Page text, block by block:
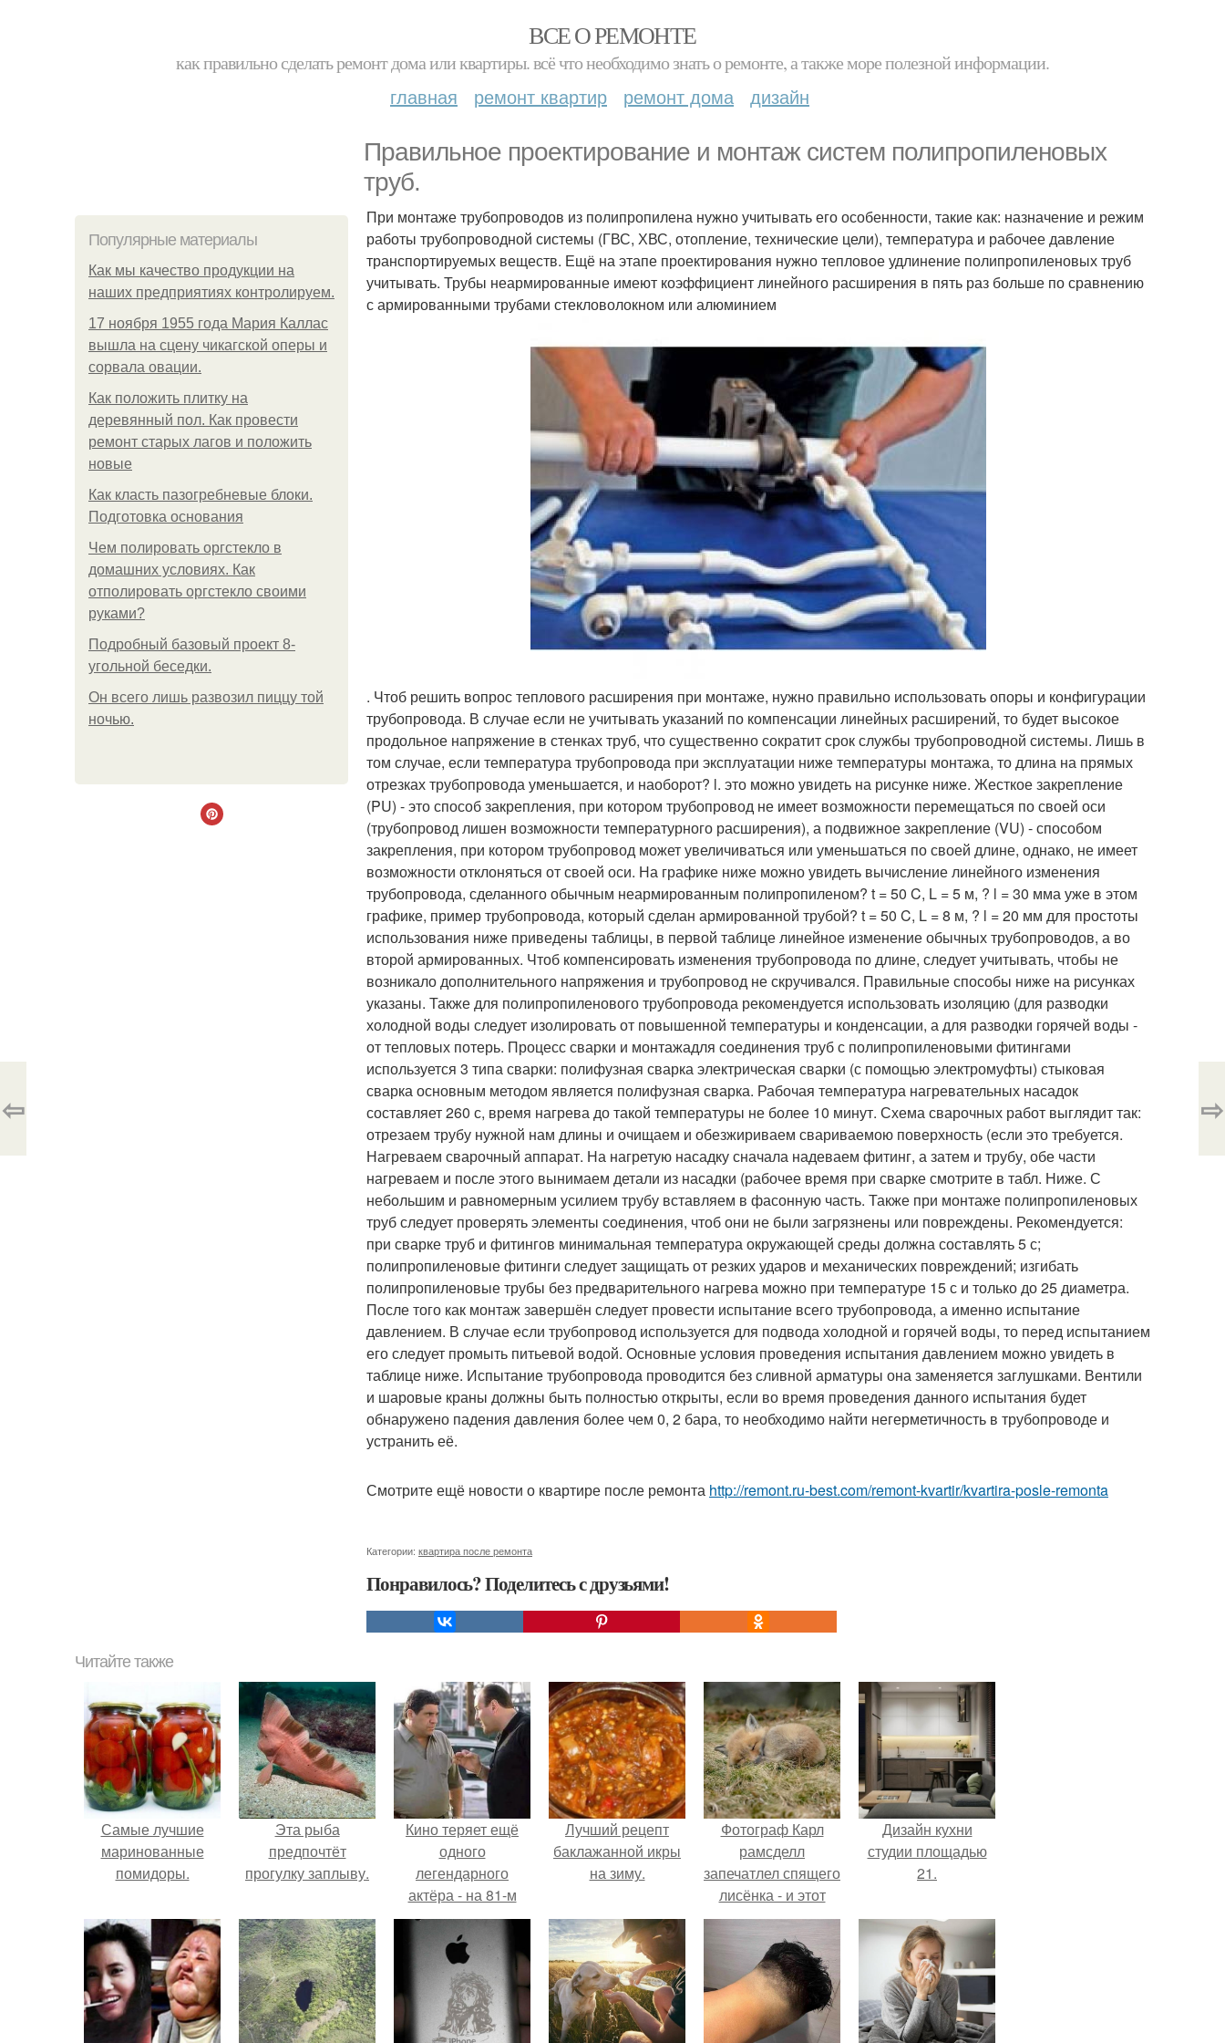
ВСЕ О РЕМОНТЕ
как правильно сделать ремонт дома или квартиры. всё что необходимо знать о ремонте, а также море полезной информации.
главная ремонт квартир ремонт дома дизайн
Правильное проектирование и монтаж систем полипропиленовых
труб.
Популярные материалы
Как мы качество продукции на
наших предприятиях контролируем.
17 ноября 1955 года Мария Каллас
вышла на сцену чикагской оперы и
сорвала овации.
Как положить плитку на
деревянный пол. Как провести
ремонт старых лагов и положить
новые
Как класть пазогребневые блоки.
Подготовка основания
Чем полировать оргстекло в
домашних условиях. Как
отполировать оргстекло своими
руками?
Подробный базовый проект 8-
угольной беседки.
Он всего лишь развозил пиццу той
ночью.
При монтаже трубопроводов из полипропилена нужно учитывать его особенности, такие как: назначение и режим
работы трубопроводной системы (ГВС, ХВС, отопление, технические цели), температура и рабочее давление
транспортируемых веществ. Ещё на этапе проектирования нужно тепловое удлинение полипропиленовых труб
учитывать. Трубы неармированные имеют коэффициент линейного расширения в пять раз больше по сравнению
с армированными трубами стекловолокном или алюминием
. Чтоб решить вопрос теплового расширения при монтаже, нужно правильно использовать опоры и конфигурации
трубопровода. В случае если не учитывать указаний по компенсации линейных расширений, то будет высокое
продольное напряжение в стенках труб, что существенно сократит срок службы трубопроводной системы. Лишь в
том случае, если температура трубопровода при эксплуатации ниже температуры монтажа, то длина на прямых
отрезках трубопровода уменьшается, и наоборот? l. это можно увидеть на рисунке ниже. Жесткое закрепление
(PU) - это способ закрепления, при котором трубопровод не имеет возможности перемещаться по своей оси
(трубопровод лишен возможности температурного расширения), а подвижное закрепление (VU) - способом
закрепления, при котором трубопровод может увеличиваться или уменьшаться по своей длине, однако, не имеет
возможности отклоняться от своей оси. На графике ниже можно увидеть вычисление линейного изменения
трубопровода, сделанного обычным неармированным полипропиленом? t = 50 C, L = 5 м, ? l = 30 мма уже в этом
графике, пример трубопровода, который сделан армированной трубой? t = 50 C, L = 8 м, ? l = 20 мм для простоты
использования ниже приведены таблицы, в первой таблице линейное изменение обычных трубопроводов, а во
второй армированных. Чтоб компенсировать изменения трубопровода по длине, следует учитывать, чтобы не
возникало дополнительного напряжения и трубопровод не скручивался. Правильные способы ниже на рисунках
указаны. Также для полипропиленового трубопровода рекомендуется использовать изоляцию (для разводки
холодной воды следует изолировать от повышенной температуры и конденсации, а для разводки горячей воды -
от тепловых потерь. Процесс сварки и монтажадля соединения труб с полипропиленовыми фитингами
используется 3 типа сварки: полифузная сварка электрическая сварки (с помощью электромуфты) стыковая
сварка основным методом является полифузная сварка. Рабочая температура нагревательных насадок
составляет 260 с, время нагрева до такой температуры не более 10 минут. Схема сварочных работ выглядит так:
отрезаем трубу нужной нам длины и очищаем и обезжириваем свариваемою поверхность (если это требуется.
Нагреваем сварочный аппарат. На нагретую насадку сначала надеваем фитинг, а затем и трубу, обе части
нагреваем и после этого вынимаем детали из насадки (рабочее время при сварке смотрите в табл. Ниже. С
небольшим и равномерным усилием трубу вставляем в фасонную часть. Также при монтаже полипропиленовых
труб следует проверять элементы соединения, чтоб они не были загрязнены или повреждены. Рекомендуется:
при сварке труб и фитингов минимальная температура окружающей среды должна составлять 5 с;
полипропиленовые фитинги следует защищать от резких ударов и механических повреждений; изгибать
полипропиленовые трубы без предварительного нагрева можно при температуре 15 с и только до 25 диаметра.
После того как монтаж завершён следует провести испытание всего трубопровода, а именно испытание
давлением. В случае если трубопровод используется для подвода холодной и горячей воды, то перед испытанием
его следует промыть питьевой водой. Основные условия проведения испытания давлением можно увидеть в
таблице ниже. Испытание трубопровода проводится без сливной арматуры она заменяется заглушками. Вентили
и шаровые краны должны быть полностью открыты, если во время проведения данного испытания будет
обнаружено падения давления более чем 0, 2 бара, то необходимо найти негерметичность в трубопроводе и
устранить её.
Смотрите ещё новости о квартире после ремонта http://remont.ru-best.com/remont-kvartir/kvartira-posle-remonta
Категории: квартира после ремонта
Понравилось? Поделитесь с друзьями!
⇦ ⇨
Читайте также
Самые лучшие
маринованные
помидоры.
Эта рыба
предпочтёт
прогулку заплыву.
Кино теряет ещё
одного
легендарного
актёра - на 81-м
году жизни не стало
Винсента пасторе.
Лучший рецепт
баклажанной икры
на зиму.
Фотограф Карл
рамсделл
запечатлел спящего
лисёнка - и этот
кадр способен
растопить даже
самое суровое
сердце.
Дизайн кухни
студии площадью
21.